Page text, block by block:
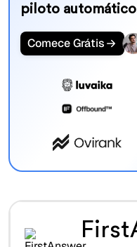
piloto
Comece Grátis